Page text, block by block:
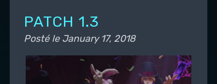
PATCH 1.3
Posté le January 17, 2018